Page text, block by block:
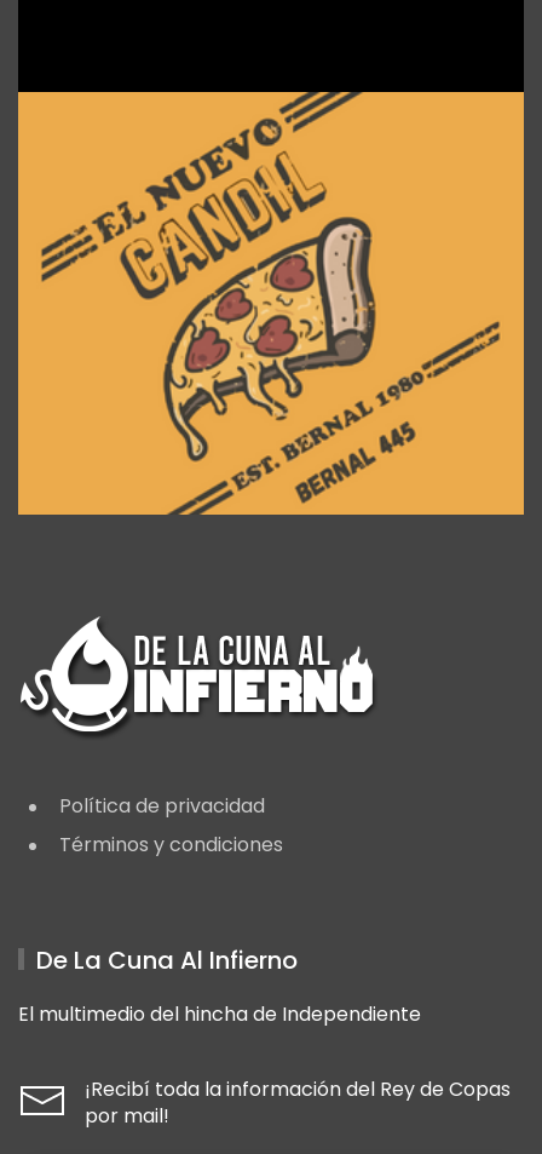
Política de privacidad
Términos y condiciones
De La Cuna Al Infierno
El multimedio del hincha de Independiente
¡Recibí toda la información del Rey de Copas
por mail!